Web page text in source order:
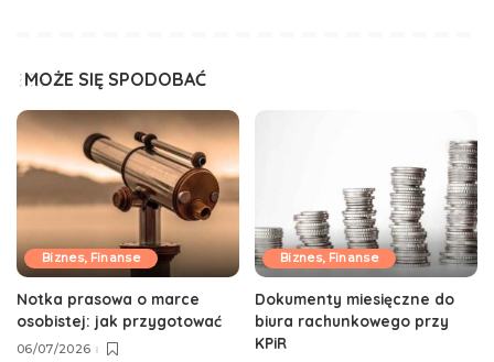
MOŻE SIĘ SPODOBAĆ
Biznes, Finanse
Notka prasowa o marce
osobistej: jak przygotować
06/07/2026
Biznes, Finanse
Dokumenty miesięczne do
biura rachunkowego przy
KPiR